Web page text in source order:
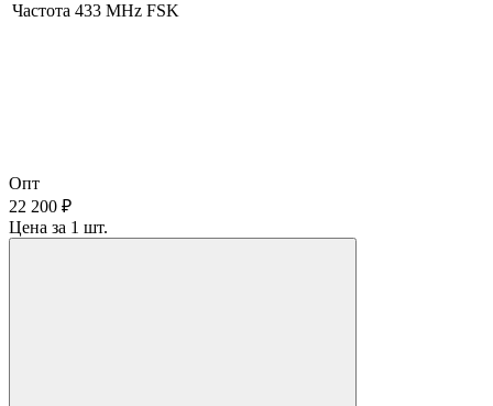
Частота 433 MHz FSK
Опт
22 200 ₽
Цена за 1 шт.